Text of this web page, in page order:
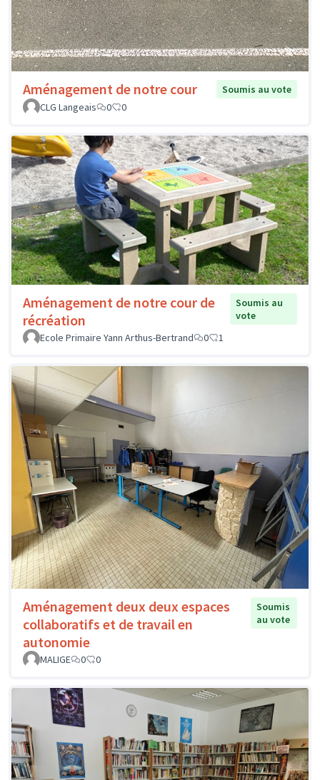
Aménagement de notre cour
Soumis au vote
CLG Langeais
0 0
Aménagement de notre cour de
récréation
Soumis au
vote
Ecole Primaire Yann Arthus-Bertrand
0 1
Aménagement deux deux espaces
collaboratifs et de travail en
autonomie
Soumis
au vote
MALIGE 0 0